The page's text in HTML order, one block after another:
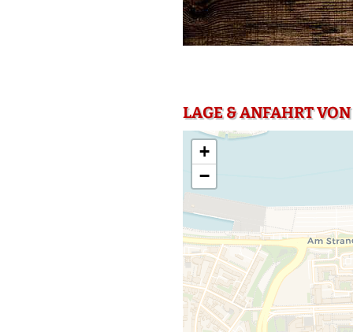
LAGE & ANFAHRT
+
−